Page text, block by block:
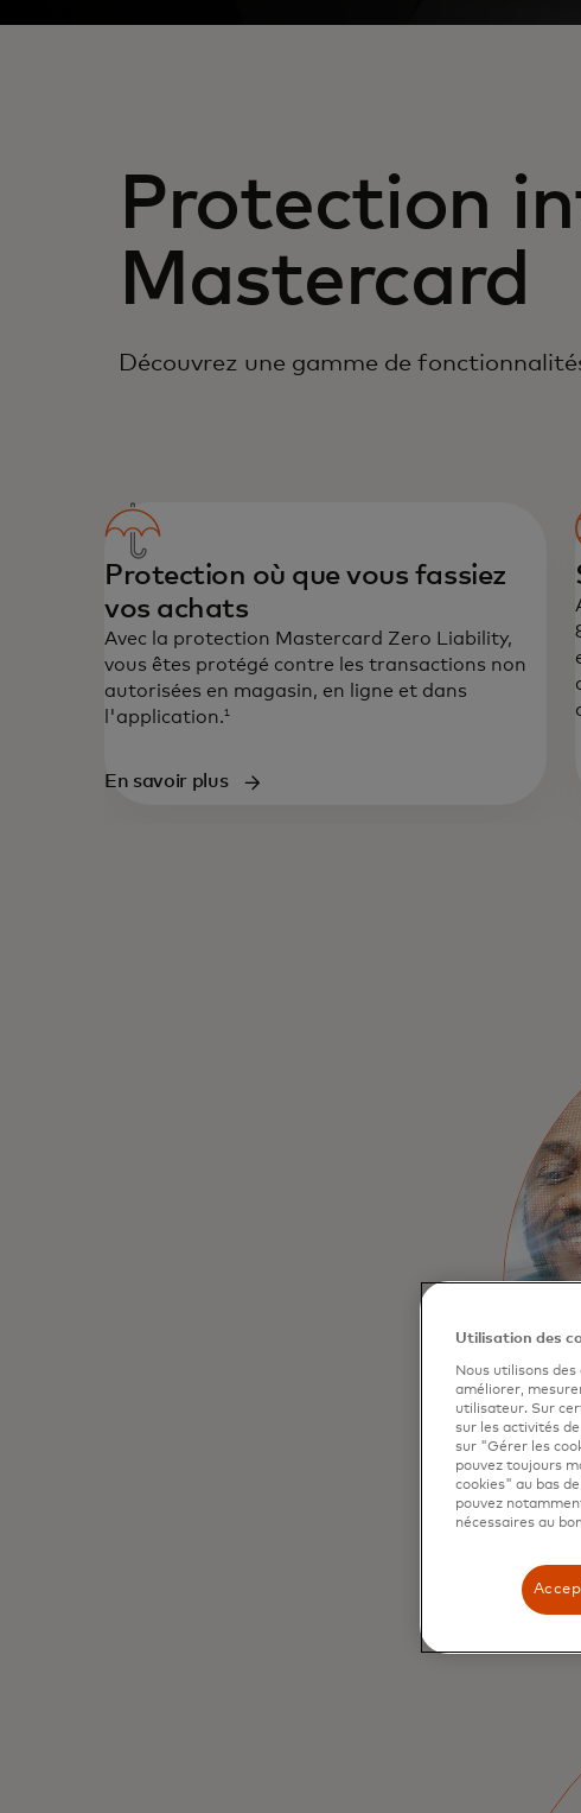
Protection
Mastercard
Découvrez une gamme de
Protection où que vous fassiez
vos achats
Avec la protection Mastercard Zero Liability,
vous êtes protégé contre les transactions non
autorisées en magasin, en ligne et dans
l'application.1
En savoir plus
Utilisation des
Nous utilisons
améliorer,
utilisateur. Sur
sur les activités
sur "Gérer les
pouvez toujours
cookies" au bas
pouvez
nécessaires au